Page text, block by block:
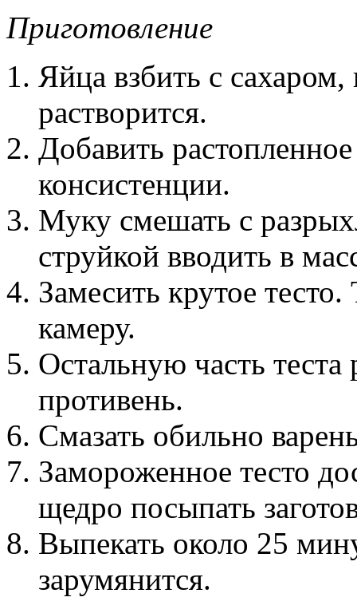
Приготовление
Яйца взбить с
растворится.
Добавить
консистенции.
Муку смешать с
струйкой вводить в
Замесить крутое
камеру.
Остальную часть теста
противень.
Смазать обильно
Замороженное тесто
щедро посыпать
Выпекать около 25
зарумянится.